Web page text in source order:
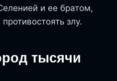
и ее братом,
злу.
тысячи